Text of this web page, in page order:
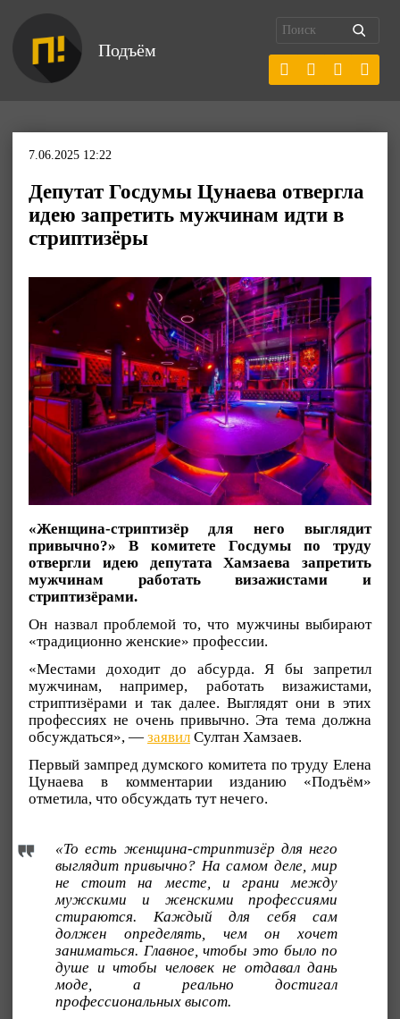
Подъём
7.06.2025 12:22
Депутат Госдумы Цунаева отвергла
идею запретить мужчинам идти в
стриптизёры
«Женщина-стриптизёр для него выглядит
привычно?» В комитете Госдумы по труду
отвергли идею депутата Хамзаева запретить
мужчинам работать визажистами и
стриптизёрами.
Он назвал проблемой то, что мужчины выбирают
«традиционно женские» профессии.
«Местами доходит до абсурда. Я бы запретил
мужчинам, например, работать визажистами,
стриптизёрами и так далее. Выглядят они в этих
профессиях не очень привычно. Эта тема должна
обсуждаться», — заявил Султан Хамзаев.
Первый зампред думского комитета по труду Елена
Цунаева в комментарии изданию «Подъём»
отметила, что обсуждать тут нечего.
«То есть женщина-стриптизёр для него
выглядит привычно? На самом деле, мир
не стоит на месте, и грани между
мужскими и женскими профессиями
стираются. Каждый для себя сам
должен определять, чем он хочет
заниматься. Главное, чтобы это было по
душе и чтобы человек не отдавал дань
моде, а реально достигал
профессиональных высот.